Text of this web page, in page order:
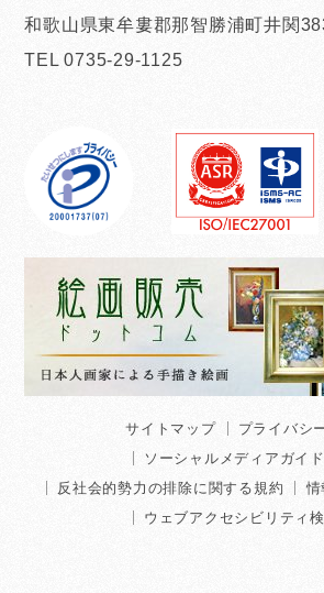
和歌山県東牟婁郡那智勝浦町井関
TEL 0735-29-1125
サイトマップ
プライバシ
ソーシャルメディアガイ
反社会的勢力の排除に関する規約
ウェブアクセシビリティ